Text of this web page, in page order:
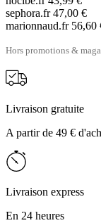
sephora.fr 47,00 €
marionnaud.fr 56,60
Hors promotions &
Livraison gratuite
A partir de 49 €
Livraison express
En 24 heures